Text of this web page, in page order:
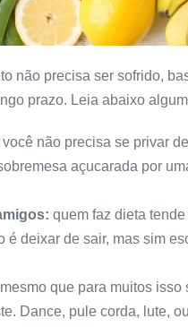
não precisa ser sofrido,
prazo. Leia abaixo
você não precisa se privar
açucarada por
quem faz dieta
é deixar de sair, mas sim
mesmo que para muitos
Dance, pule corda, lute,